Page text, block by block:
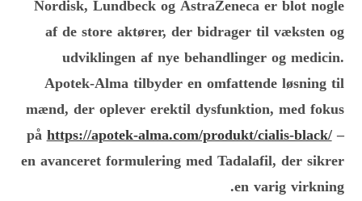
Nordisk, Lundbeck og AstraZeneca er blot nogle
af de store aktører, der bidrager til væksten og
udviklingen af nye behandlinger og medicin.
Apotek-Alma tilbyder en omfattende løsning til
mænd, der oplever erektil dysfunktion, med fokus
påhttps://apotek-alma.com/produkt/cialis-black/–
en avanceret formulering med Tadalafil, der sikrer
en varig virkning.